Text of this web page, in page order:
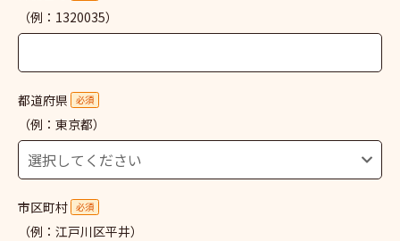
（例：1320035）
都道府県 必須
（例：東京都）
市区町村 必須
（例：江戸川区平井）